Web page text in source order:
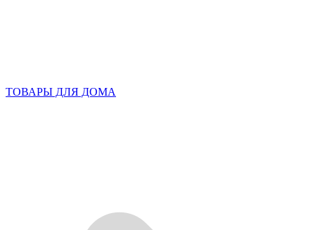
ТОВАРЫ ДЛЯ ДОМА